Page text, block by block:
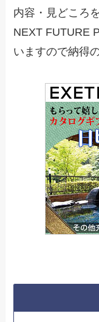
内容・見どころ
NEXT FUTURE
いますので納得